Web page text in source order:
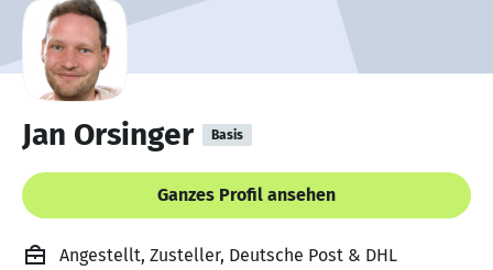
Jan Orsinger Basis
Ganzes Profil ansehen
Angestellt, Zusteller, Deutsche Post & DHL